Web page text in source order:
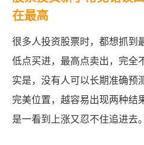
在最高
很多人投资股票时，都想抓到
低点买进，最高点卖出，完全
实是，没有人可以长期准确预
完美位置，越容易出现两种结
是一看到上涨又忍不住追进去。